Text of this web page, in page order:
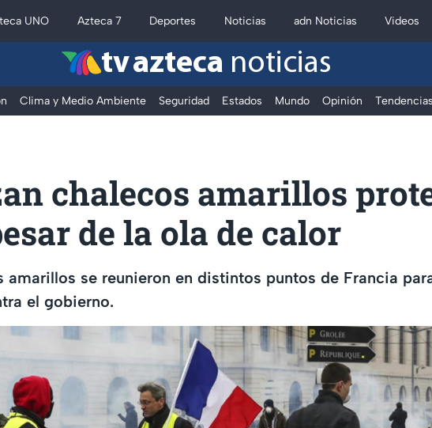
UNO Azteca 7 Deportes Noticias adn Noticias Videos
tv azteca noticias
Clima y Medio Ambiente Seguridad Estados Mundo Opinión Tendencias
chalecos amarillos
de la ola de calor
amarillos se reunieron en distintos puntos de Francia
el gobierno.